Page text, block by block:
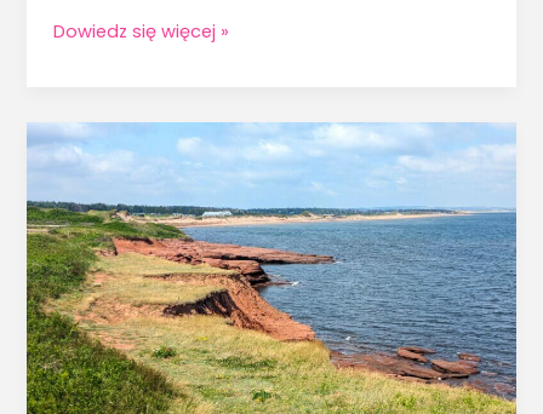
Dowiedz się więcej »
Pamiętnik
z
na
Zielone
Wzgórze.